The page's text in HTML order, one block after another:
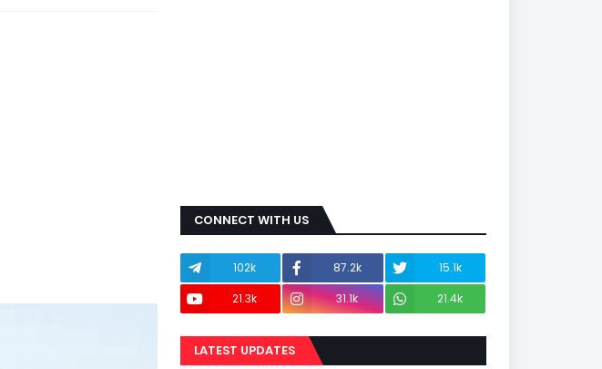
CONNECT WITH US
102k 87.2k
15.1k
21.3k
31.1k 21.4k
LATEST UPDATES